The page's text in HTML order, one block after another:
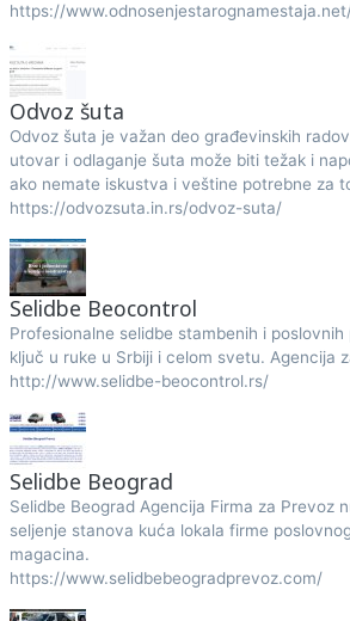
https://
Odvoz šuta
Odvoz šuta je važan deo građevinskih
utovar i odlaganje šuta može biti težak i
ako nemate iskustva i veštine potrebne za
https://odvozsuta.in.rs/odvoz-suta/
Selidbe Beocontrol
Profesionalne selidbe stambenih i
ključ u ruke u Srbiji i celom svetu. Agencija
http://www.selidbe-beocontrol.rs/
Selidbe Beograd
Selidbe Beograd Agencija Firma za Prevoz
seljenje stanova kuća lokala firme
magacina.
https://www.selidbebeogradprevoz.com/